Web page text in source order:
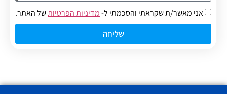
אני מאשר/ת שקראתי והסכמתי ל-מדיניות הפרטיותשל האתר.
שליחה